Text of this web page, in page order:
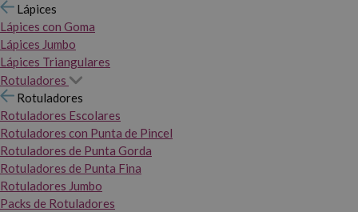
Lápices
Lápices con Goma
Lápices Jumbo
Lápices Triangulares
Rotuladores
Rotuladores
Rotuladores Escolares
Rotuladores con Punta de Pincel
Rotuladores de Punta Gorda
Rotuladores de Punta Fina
Rotuladores Jumbo
Packs de Rotuladores